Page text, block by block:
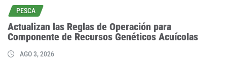
PESCA
Actualizan las Reglas de Operación para
Componente de Recursos Genéticos Acuícolas
AGO 3, 2026